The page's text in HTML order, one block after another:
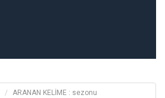
ARANAN KELİME : sezonu